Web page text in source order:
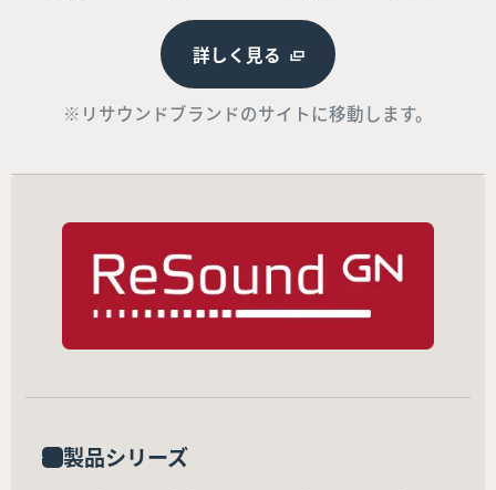
詳しく見る
※リサウンドブランドのサイトに移動します。
製品シリーズ